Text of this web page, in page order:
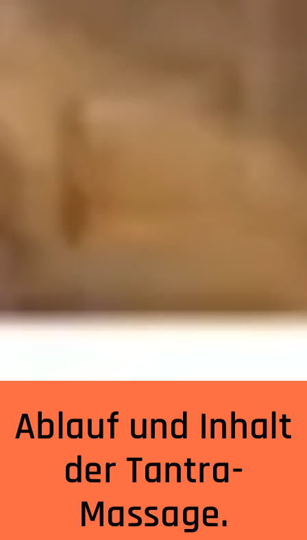
Ablauf und Inhalt
der Tantra-
Massage.